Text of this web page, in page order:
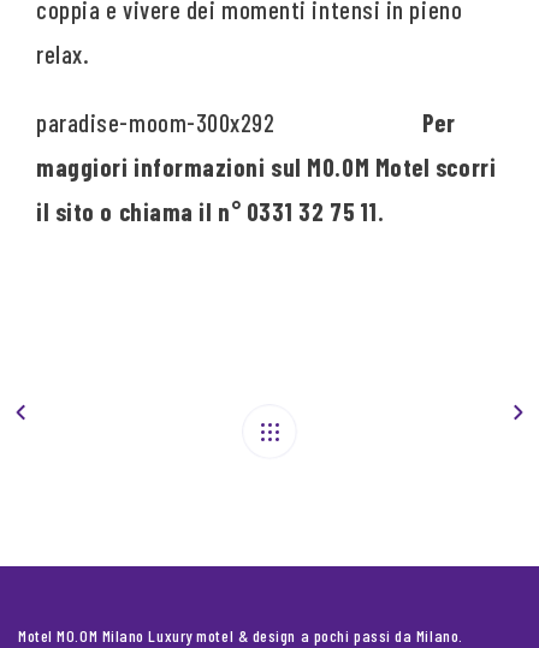
coppia e vivere dei momenti intensi in pieno
relax.
Per
maggiori informazioni sul MO.OM Motel scorri
il sito o chiama il n° 0331 32 75 11.
Motel MO.OM Milano Luxury motel & design a pochi passi da Milano.